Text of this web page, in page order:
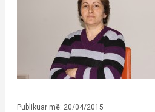
Publikuar më: 20/04/2015